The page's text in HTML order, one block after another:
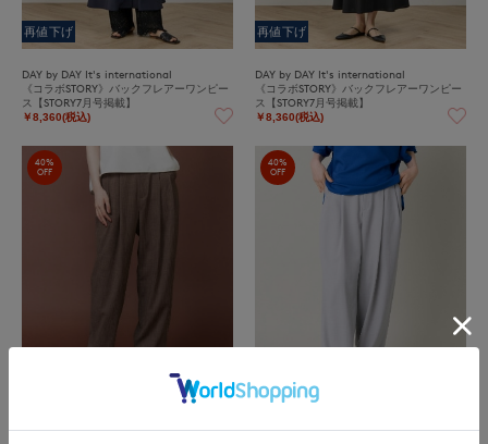
再値下げ
DAY by DAY It's international
《コラボSTORY》バックフレアーワンピー
ス【STORY7月号掲載】
￥8,360(税込)
再値下げ
DAY by DAY It's international
《コラボSTORY》バックフレアーワンピー
ス【STORY7月号掲載】
￥8,360(税込)
40%
OFF
40%
OFF